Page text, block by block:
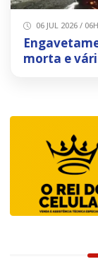
06 JUL 2026 /
morta e